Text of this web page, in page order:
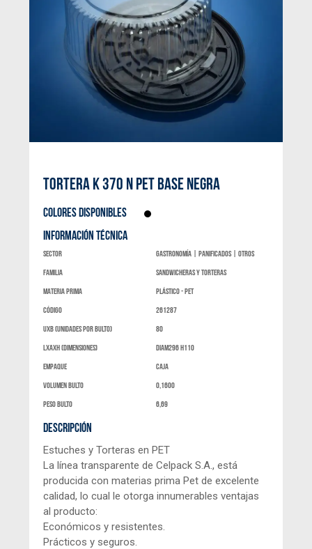
TORTERA K 370 N PET BASE NEGRA
COLORES DISPONIBLES
INFORMACIÓN TÉCNICA
Sector Gastronomía | Panificados | Otros
Familia Sandwicheras y torteras
materia prima Plástico - Pet
código 261287
UXB (unidades por bulto) 80
LxAXH (dimensiones) Diam296 h110
Empaque Caja
Volumen bulto 0,1600
peso bulto 6,69
DESCRIPCIÓN
Estuches y Torteras en PET
La línea transparente de Celpack S.A., está
producida con materias prima Pet de excelente
calidad, lo cual le otorga innumerables ventajas
al producto:
Económicos y resistentes.
Prácticos y seguros.